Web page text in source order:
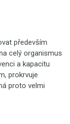
především
celý organismus
a kapacitu
prokrvuje
proto velmi